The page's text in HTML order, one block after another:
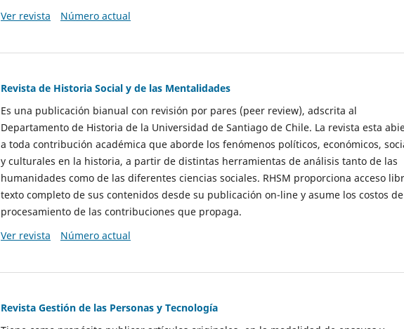
Ver revista
Número actual
Revista de Historia Social y de las Mentalidades
Es una publicación bianual con revisión por pares (peer review), adscrita al
Departamento de Historia de la Universidad de Santiago de Chile. La revista esta
a toda contribución académica que aborde los fenómenos políticos, económicos,
y culturales en la historia, a partir de distintas herramientas de análisis tanto de las
humanidades como de las diferentes ciencias sociales. RHSM proporciona acceso
texto completo de sus contenidos desde su publicación on-line y asume los costos de
procesamiento de las contribuciones que propaga.
Ver revista
Número actual
Revista Gestión de las Personas y Tecnología